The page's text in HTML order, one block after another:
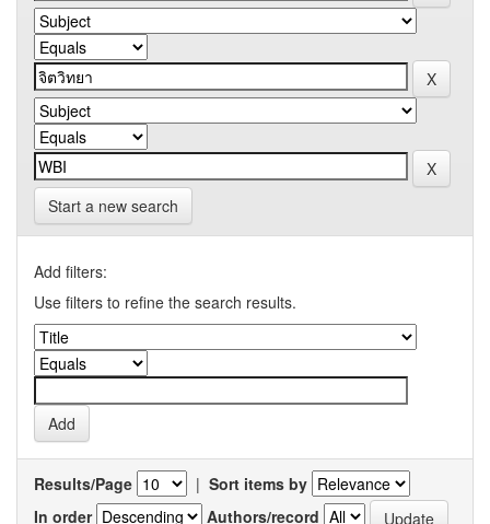
Start a new search
Add filters:
Use filters to refine the search results.
Results/Page | Sort items by
In order
Authors/record